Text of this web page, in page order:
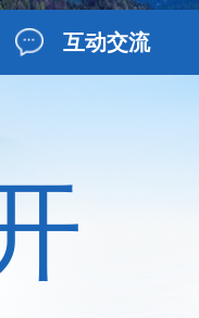
互动交流